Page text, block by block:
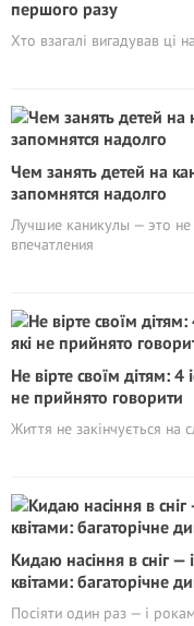
першого разу
Хто взагалі вигадував ці
Чем занять детей на
запомнятся надолго
Лучшие каникулы — это
впечатления
Не вірте своїм дітям: 4
не прийнято говорити
Життя не закінчується на
Кидаю насіння в сніг —
квітами: багаторічне
Посіяти один раз — і